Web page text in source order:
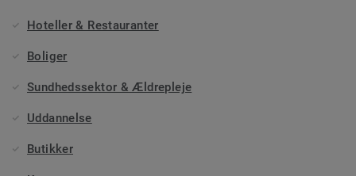
Hoteller & Restauranter
Boliger
Sundhedssektor & Ældrepleje
Uddannelse
Butikker